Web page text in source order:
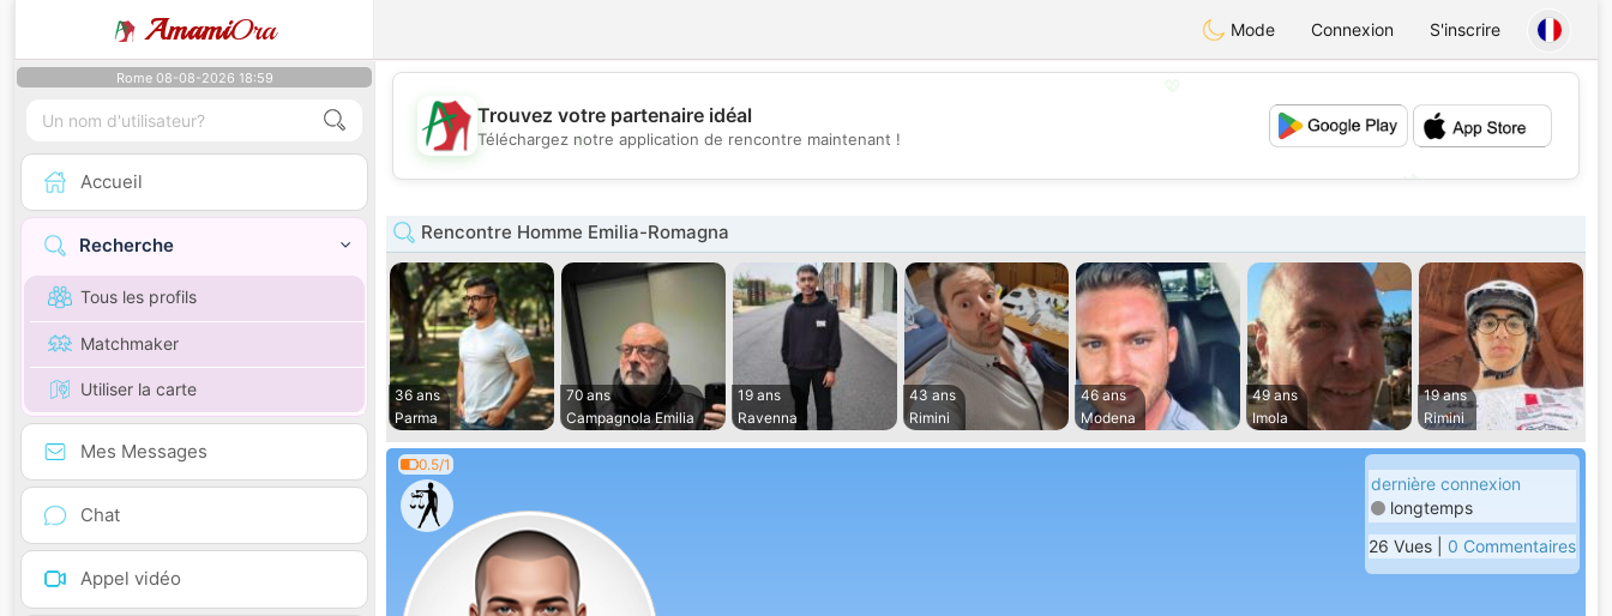
AmamiOra Mode Connexion S'inscrire
Rome 08-08-2026 18:59
Accueil
Recherche
Tous les profils
Matchmaker
Utiliser la carte
Mes Messages
Chat
Appel vidéo
💕
Trouvez votre partenaire idéal
Téléchargez notre application de rencontre maintenant !
Rencontre Homme Emilia-Romagna
36 ans
Parma
70 ans
Campagnola Emilia
19 ans
Ravenna
43 ans
Rimini
46 ans
Modena
49 ans
Imola
19 ans
Rimini
0.5/1
dernière connexion
longtemps
26 Vues | 0 Commentaires